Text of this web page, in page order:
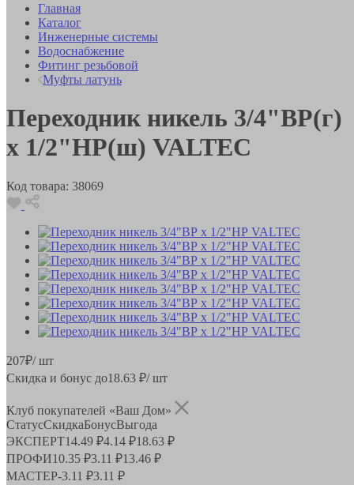
Главная
Каталог
Инженерные системы
Водоснабжение
Фитинг резьбовой
Муфты латунь
Переходник никель 3/4"ВР(г)
х 1/2"НР(ш) VALTEC
Код товара: 38069
207₽/ шт
Скидка и бонус до18.63 ₽/ шт
Клуб покупателей «Ваш Дом»
СтатусСкидкаБонусВыгода
ЭКСПЕРТ14.49 ₽4.14 ₽18.63 ₽
ПРОФИ10.35 ₽3.11 ₽13.46 ₽
МАСТЕР-3.11 ₽3.11 ₽